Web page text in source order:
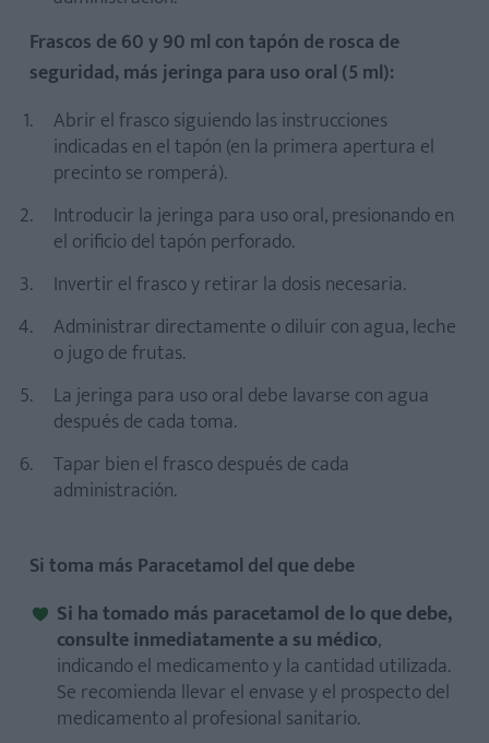
Frascos de 60 y 90 ml con tapón de rosca de
seguridad, más jeringa para uso oral (5 ml):
Abrir el frasco siguiendo las instrucciones
indicadas en el tapón (en la primera apertura el
precinto se romperá).
Introducir la jeringa para uso oral, presionando en
el orificio del tapón perforado.
Invertir el frasco y retirar la dosis necesaria.
Administrar directamente o diluir con agua, leche
o jugo de frutas.
La jeringa para uso oral debe lavarse con agua
después de cada toma.
Tapar bien el frasco después de cada
administración.
Si toma más Paracetamol del que debe
Si ha tomado más paracetamol de lo que debe,
consulte inmediatamente a su médico,
indicando el medicamento y la cantidad utilizada.
Se recomienda llevar el envase y el prospecto del
medicamento al profesional sanitario.